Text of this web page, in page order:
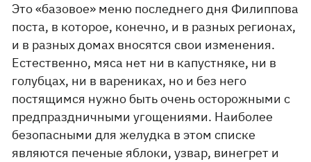
Это «базовое» меню последнего дня Филиппова
поста, в которое, конечно, и в разных регионах,
и в разных домах вносятся свои изменения.
Естественно, мяса нет ни в капустняке, ни в
голубцах, ни в варениках, но и без него
постящимся нужно быть очень осторожными с
предпраздничными угощениями. Наиболее
безопасными для желудка в этом списке
являются печеные яблоки, узвар, винегрет и